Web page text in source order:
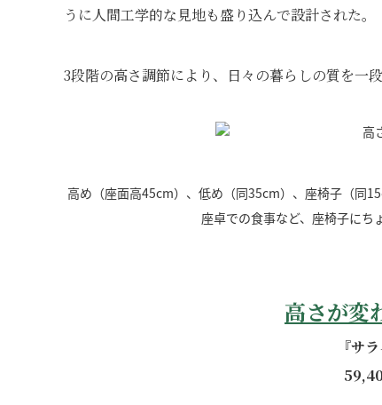
うに人間工学的な見地も盛り込んで設計された。
3段階の高さ調節により、日々の暮らしの質を一
高め（座面高45cm）、低め（同35cm）、座椅子（同
座卓での食事など、座椅子にち
高さが変
『サ